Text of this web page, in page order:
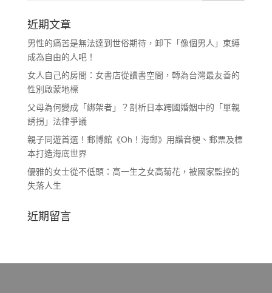
近期文章
男性的痛苦是無法達到世俗期待，卸下「像個男人」束縛
成為自由的人吧！
女人自己的房間：女書店從讀書空間，轉為台灣最友善的
性別啟蒙地標
父母為何變成「綁架者」？剖析日本跨國婚姻中的「單親
誘拐」法律爭議
親子同遊首選！郵博館《Oh！海郵》用諧音梗、郵票及標
本打造海底世界
優雅的女士從不低頭：高一生之女高菊花，被國家監控的
失落人生
近期留言